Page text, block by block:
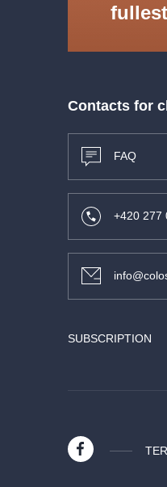
Contacts for
FAQ
+420 277
SUBSCRIPTION